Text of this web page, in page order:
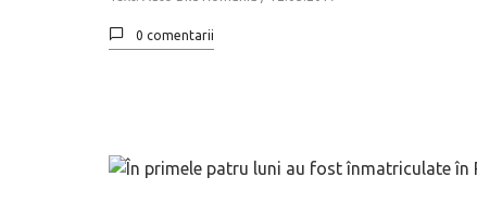
0 comentarii